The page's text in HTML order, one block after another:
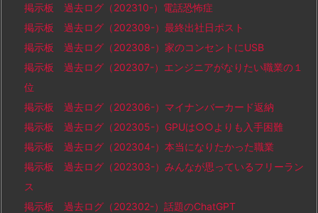
掲示板 過去ログ（202310-）電話恐怖症
掲示板 過去ログ（202309-）最終出社日ポスト
掲示板 過去ログ（202308-）家のコンセントにUSB
掲示板 過去ログ（202307-）エンジニアがなりたい職業の１
位
掲示板 過去ログ（202306-）マイナンバーカード返納
掲示板 過去ログ（202305-）GPUは○○よりも入手困難
掲示板 過去ログ（202304-）本当になりたかった職業
掲示板 過去ログ（202303-）みんなが思っているフリーラン
ス
掲示板 過去ログ（202302-）話題のChatGPT